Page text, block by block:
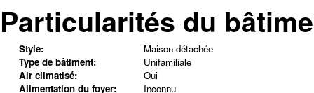
Particularités du
Style:
Maison détachée
Type de bâtiment:
Unifamiliale
Air climatisé:
Oui
Alimentation du foyer:
Inconnu